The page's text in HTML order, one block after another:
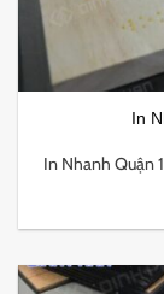
In
In Nhanh Quận